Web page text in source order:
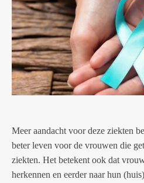
Meer aandacht voor deze ziekten
beter leven voor de vrouwen die
ziekten. Het betekent ook dat
herkennen en eerder naar hun